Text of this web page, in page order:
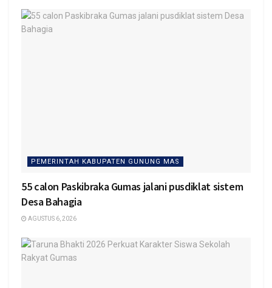
PEMERINTAH KABUPATEN GUNUNG MAS
55 calon Paskibraka Gumas jalani pusdiklat sistem
Desa Bahagia
AGUSTUS 6, 2026